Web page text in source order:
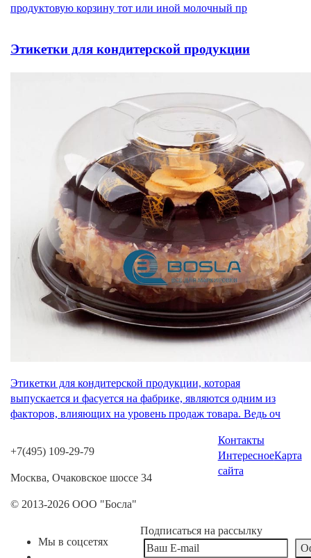
продуктовую корзину тот или иной молочный пр
Этикетки для кондитерской продукции
Этикетки для кондитерской продукции, которая
выпускается и фасуется на фабрике, являются одним из
факторов, влияющих на уровень продаж товара. Ведь оч
+7(495) 109-29-79
Москва, Очаковское шоссе 34
© 2013-2026 ООО "Босла"
Контакты
ИнтересноеКарта
сайта
Мы в соцсетях
Подписаться на рассылку